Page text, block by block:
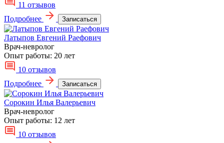
11 отзывов
Подробнее
Записаться
Латыпов Евгений Раефович
Врач-невролог
Опыт работы: 20 лет
10 отзывов
Подробнее
Записаться
Сорокин Илья Валерьевич
Врач-невролог
Опыт работы: 12 лет
10 отзывов